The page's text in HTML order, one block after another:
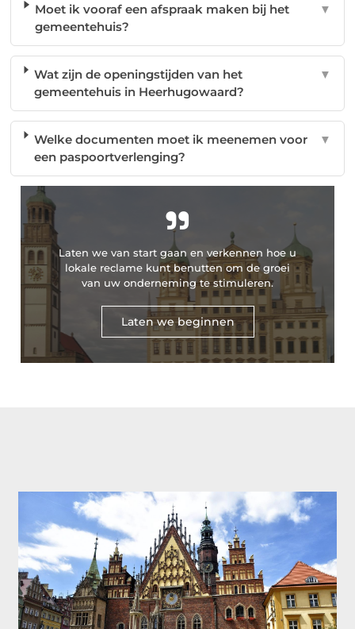
Moet ik vooraf een afspraak maken bij het
gemeentehuis?
▼
Wat zijn de openingstijden van het
gemeentehuis in Heerhugowaard?
▼
Welke documenten moet ik meenemen voor
een paspoortverlenging?
▼
"
Laten we van start gaan en verkennen hoe u
lokale reclame kunt benutten om de groei
van uw onderneming te stimuleren.
Laten we beginnen